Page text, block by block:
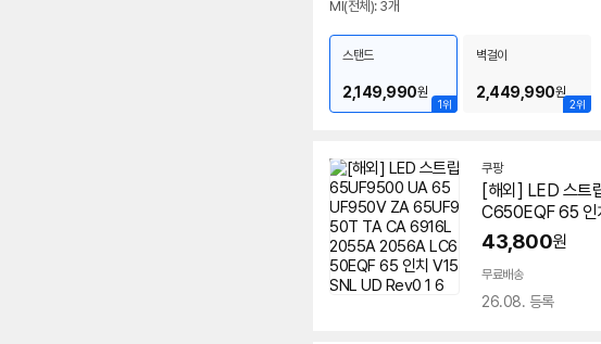
MI(전체): 3개
1위
스탠드
2,149,990원
2위
벽걸이
2,449,990원
쿠팡
[해외] LED 스
C650EQF 65 인
43,800원
무료배송
26.08. 등록